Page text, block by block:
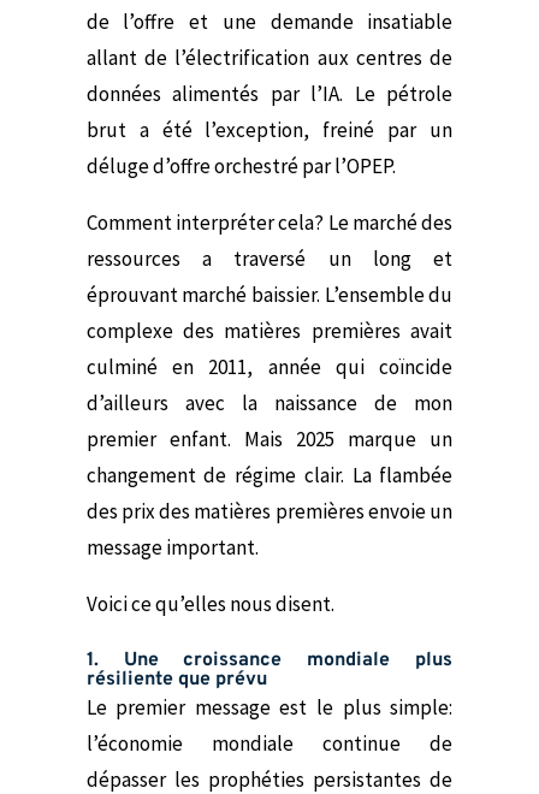
de l’offre et une demande insatiable
allant de l’électrification aux centres de
données alimentés par l’IA. Le pétrole
brut a été l’exception, freiné par un
déluge d’offre orchestré par l’OPEP.
Comment interpréter cela? Le marché des
ressources a traversé un long et
éprouvant marché baissier. L’ensemble du
complexe des matières premières avait
culminé en 2011, année qui coïncide
d’ailleurs avec la naissance de mon
premier enfant. Mais 2025 marque un
changement de régime clair. La flambée
des prix des matières premières envoie un
message important.
Voici ce qu’elles nous disent.
1. Une croissance mondiale plus
résiliente que prévu
Le premier message est le plus simple:
l’économie mondiale continue de
dépasser les prophéties persistantes de